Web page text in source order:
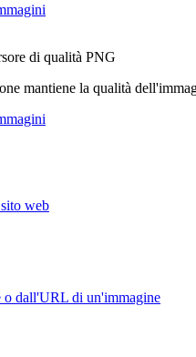
di qualità PNG
mantiene la qualità
web
o dall'URL di un'immagine